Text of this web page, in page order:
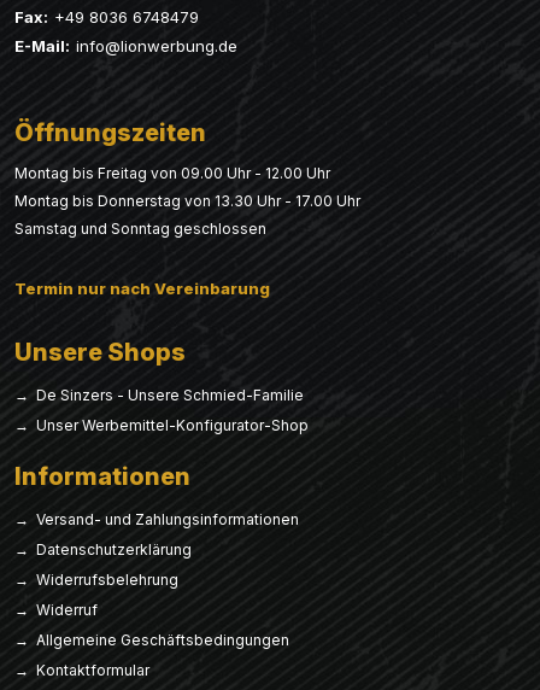
Fax: +49 8036 6748479
E-Mail: info@lionwerbung.de
Öffnungszeiten
Montag bis Freitag von 09.00 Uhr - 12.00 Uhr
Montag bis Donnerstag von 13.30 Uhr - 17.00 Uhr
Samstag und Sonntag geschlossen
Termin nur nach Vereinbarung
Unsere Shops
→ De Sinzers - Unsere Schmied-Familie
→ Unser Werbemittel-Konfigurator-Shop
Informationen
→ Versand- und Zahlungsinformationen
→ Datenschutzerklärung
→ Widerrufsbelehrung
→ Widerruf
→ Allgemeine Geschäftsbedingungen
→ Kontaktformular